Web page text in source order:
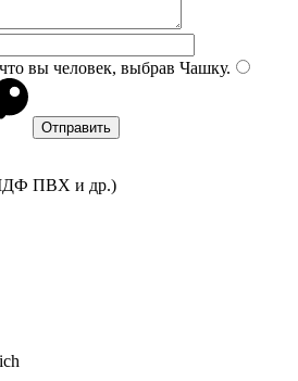
вы человек, выбрав Чашку.
ПВХ и др.)